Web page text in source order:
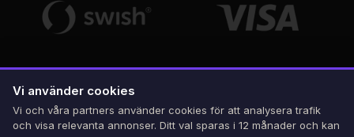
Vi använder cookies
Vi och våra partners använder cookies för att analysera trafik
och visa relevanta annonser. Ditt val sparas i 12 månader och kan